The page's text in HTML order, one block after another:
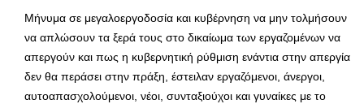
Μήνυμα σε μεγαλοεργοδοσία και κυβέρνηση να μην τολμήσουν
να απλώσουν τα ξερά τους στο δικαίωμα των εργαζομένων να
απεργούν και πως η κυβερνητική ρύθμιση ενάντια στην απεργία
δεν θα περάσει στην πράξη, έστειλαν εργαζόμενοι, άνεργοι,
αυτοαπασχολούμενοι, νέοι, συνταξιούχοι και γυναίκες με το